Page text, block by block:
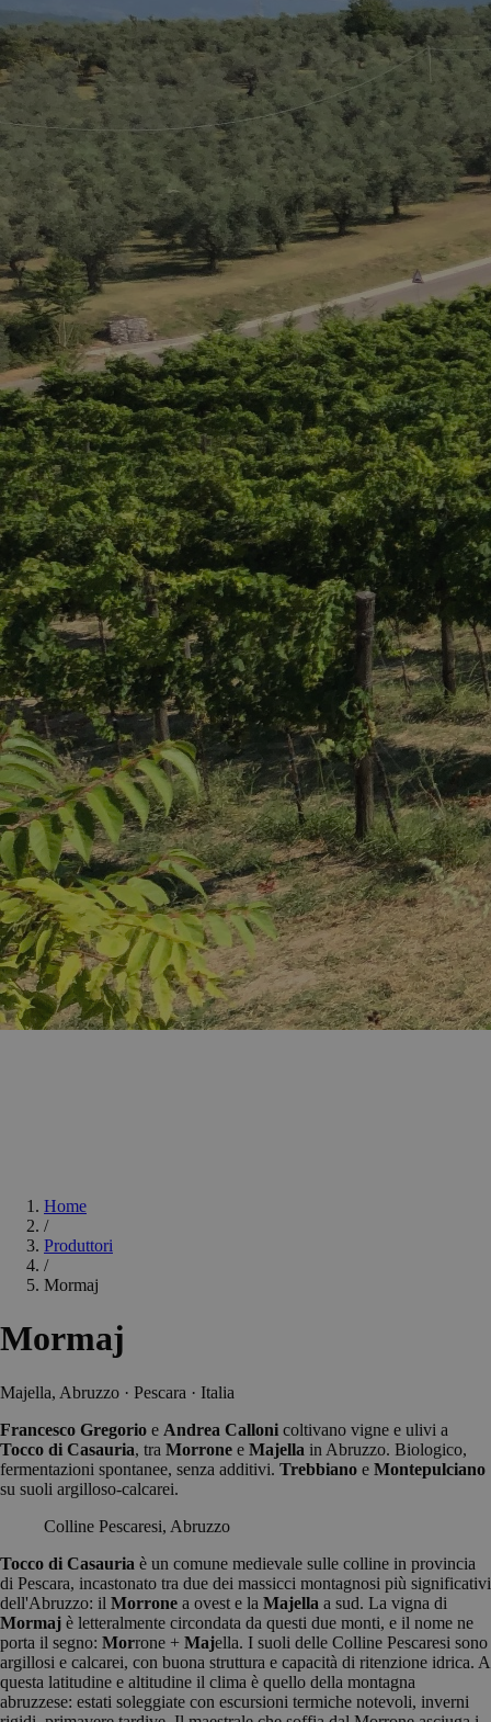
Home
/
Produttori
/
Mormaj
Mormaj
Majella, Abruzzo · Pescara · Italia
Francesco Gregorio e Andrea Calloni coltivano vigne e ulivi a
Tocco di Casauria, tra Morrone e Majella in Abruzzo. Biologico,
fermentazioni spontanee, senza additivi. Trebbiano e Montepulciano
su suoli argilloso-calcarei.
Colline Pescaresi, Abruzzo
Tocco di Casauria è un comune medievale sulle colline in provincia
di Pescara, incastonato tra due dei massicci montagnosi più significativi
dell'Abruzzo: il Morrone a ovest e la Majella a sud. La vigna di
Mormaj è letteralmente circondata da questi due monti, e il nome ne
porta il segno: Morrone + Majella. I suoli delle Colline Pescaresi sono
argillosi e calcarei, con buona struttura e capacità di ritenzione idrica. A
questa latitudine e altitudine il clima è quello della montagna
abruzzese: estati soleggiate con escursioni termiche notevoli, inverni